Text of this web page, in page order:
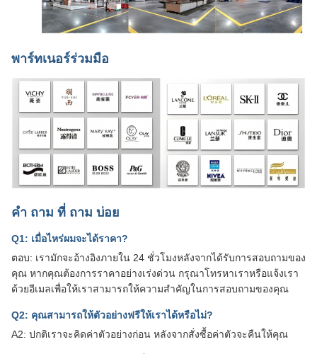
พาร์ทเนอร์ร่วมมือ
คํา ถาม ที่ ถาม บ่อย
Q1: เมื่อไหร่ผมจะได้ราคา?
ตอบ: เรามักจะอ้างอิงภายใน 24 ชั่วโมงหลังจากได้รับการสอบถามของ
คุณ หากคุณต้องการราคาอย่างเร่งด่วน กรุณาโทรหาเราหรือแจ้งเรา
ด้วยอีเมลเพื่อให้เราสามารถให้ความสําคัญในการสอบถามของคุณ
Q2: คุณสามารถให้ตัวอย่างฟรีให้เราได้หรือไม่?
A2: ปกติเราจะคิดค่าตัวอย่างก่อน หลังจากสั่งซื้อค่าตัวจะคืนให้คุณ